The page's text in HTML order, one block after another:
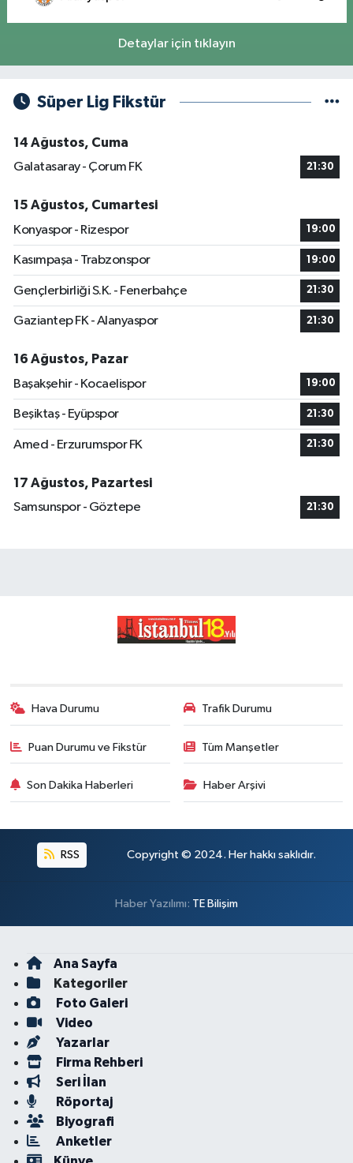
Detaylar için tıklayın
Süper Lig Fikstür
14 Ağustos, Cuma
Galatasaray - Çorum FK
21:30
15 Ağustos, Cumartesi
Konyaspor - Rizespor
19:00
Kasımpaşa - Trabzonspor 19:00
Gençlerbirliği S.K. - Fenerbahçe 21:30
Gaziantep FK - Alanyaspor 21:30
16 Ağustos, Pazar
Başakşehir - Kocaelispor
19:00
Beşiktaş - Eyüpspor 21:30
Amed - Erzurumspor FK 21:30
17 Ağustos, Pazartesi
Samsunspor - Göztepe
21:30
Hava Durumu Trafik Durumu
Puan Durumu ve Fikstür Tüm Manşetler
Son Dakika Haberleri Haber Arşivi
RSS Copyright © 2024. Her hakkı saklıdır.
Haber Yazılımı: TE Bilişim
Ana Sayfa
Kategoriler
Foto Galeri
Video
Yazarlar
Firma Rehberi
Seri İlan
Röportaj
Biyografi
Anketler